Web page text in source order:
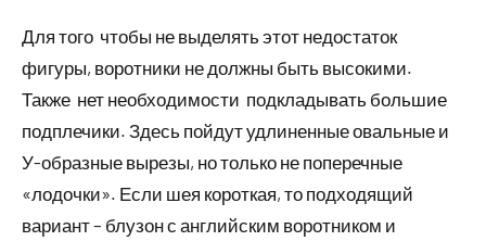
Для того чтобы не выделять этот недостаток
фигуры, воротники не должны быть высокими.
Также нет необходимости подкладывать большие
подплечики. Здесь пойдут удлиненные овальные и
У-образные вырезы, но только не поперечные
«лодочки». Если шея короткая, то подходящий
вариант – блузон с английским воротником и